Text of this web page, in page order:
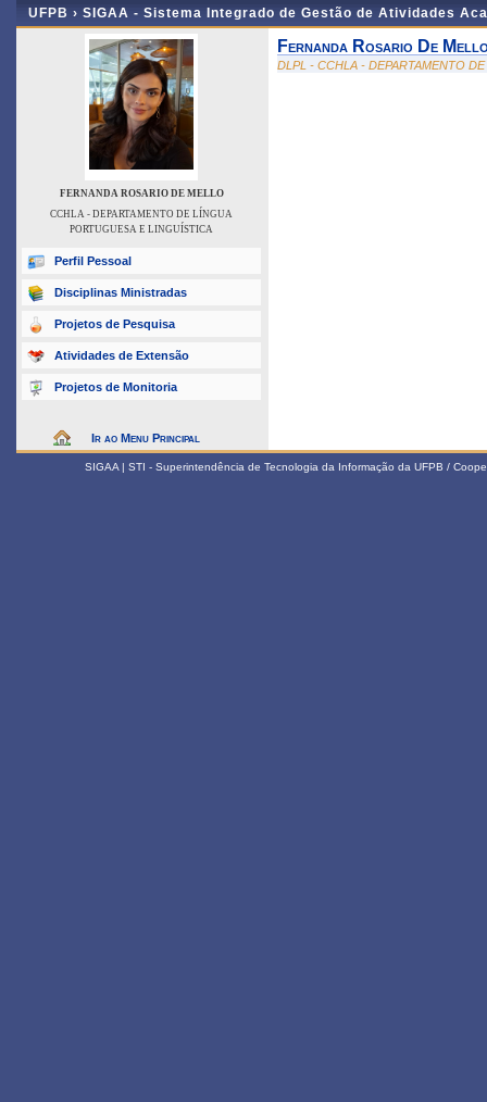
UFPB › SIGAA - Sistema Integrado de Gestão de Atividades
FERNANDA ROSARIO DE MELLO
CCHLA - DEPARTAMENTO DE LÍNGUA
PORTUGUESA E LINGUÍSTICA
Perfil Pessoal
Disciplinas Ministradas
Projetos de Pesquisa
Atividades de Extensão
Projetos de Monitoria
Ir ao Menu Principal
Fernanda Rosario De
DLPL - CCHLA - DEPARTAMENTO
SIGAA | STI - Superintendência de Tecnologia da Informação da UFPB /